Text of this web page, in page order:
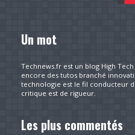
Un mot
Technews.fr est un blog High
encore des tutos branché
technologie est le fil conducteur
critique est de rigueur.
Les plus commentés